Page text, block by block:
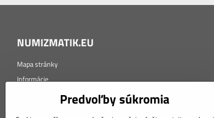
NUMIZMATIK.EU
Mapa stránky
Informácie
Tabuľka značenia kvalityPredvoľby súkromia